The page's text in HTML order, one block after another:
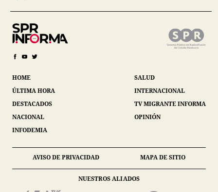
HOME
ÚLTIMA HORA
DESTACADOS
NACIONAL
INFODEMIA
SALUD
INTERNACIONAL
TV MIGRANTE INFORMA
OPINIÓN
AVISO DE PRIVACIDAD MAPA DE SITIO
NUESTROS ALIADOS